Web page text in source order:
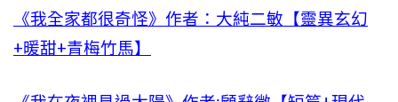
《我全家都很奇怪》作者：大純二敏【靈異玄幻
+暖甜+青梅竹馬】